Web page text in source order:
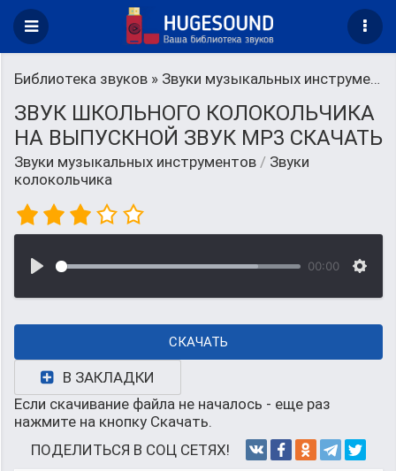
Библиотека звуков » Звуки музыкальных инструментов
ЗВУК ШКОЛЬНОГО КОЛОКОЛЬЧИКА
НА ВЫПУСКНОЙ ЗВУК MP3 СКАЧАТЬ
Звуки музыкальных инструментов / Звуки
колокольчика
00:00
СКАЧАТЬ
В ЗАКЛАДКИ
Если скачивание файла не началось - еще раз
нажмите на кнопку Скачать.
ПОДЕЛИТЬСЯ В СОЦ СЕТЯХ!